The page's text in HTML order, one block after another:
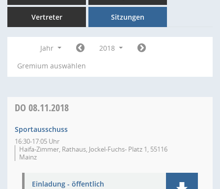
Vertreter Sitzungen
Jahr
2018
Gremium auswählen
DO 08.11.2018
Sportausschuss
16:30-17:05 Uhr
Haifa-Zimmer, Rathaus, Jockel-Fuchs- Platz 1, 55116
Mainz
Einladung - öffentlich